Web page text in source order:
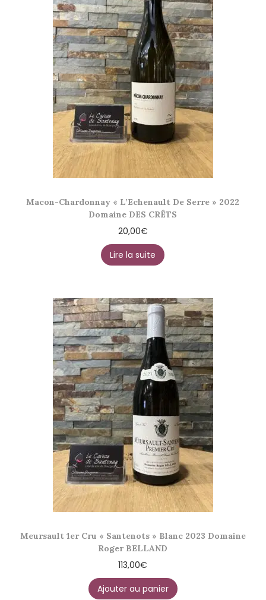
Macon-Chardonnay « L’Echenault De Serre » 2022
Domaine DES CRÊTS
20,00€
Lire la suite
Meursault 1er Cru « Santenots » Blanc 2023 Domaine
Roger BELLAND
113,00€
Ajouter au panier